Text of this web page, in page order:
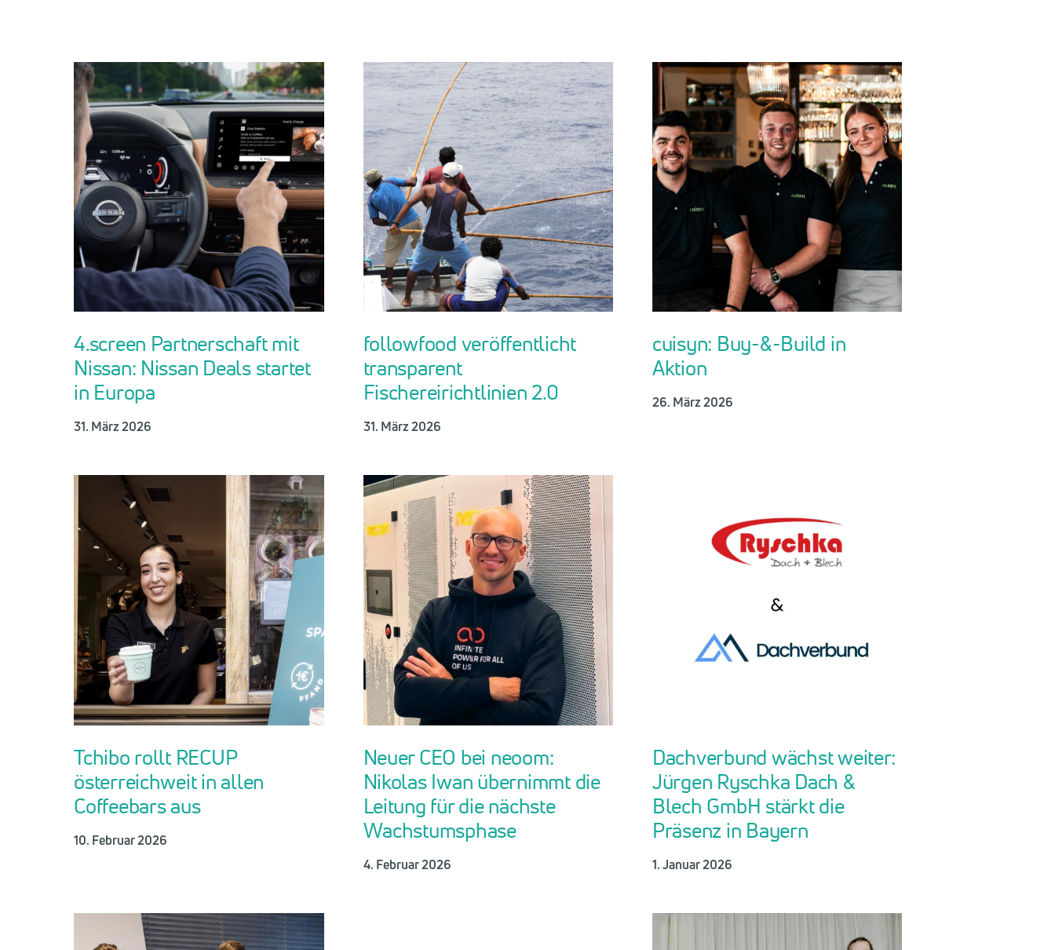
4.screen Partnerschaft mit
Nissan: Nissan Deals startet
in Europa
31. März 2026
followfood veröffentlicht
transparent
Fischereirichtlinien 2.0
31. März 2026
cuisyn: Buy-&-Build in
Aktion
26. März 2026
Tchibo rollt RECUP
österreichweit in allen
Coffeebars aus
10. Februar 2026
Neuer CEO bei neoom:
Nikolas Iwan übernimmt die
Leitung für die nächste
Wachstumsphase
4. Februar 2026
Dachverbund wächst weiter:
Jürgen Ryschka Dach &
Blech GmbH stärkt die
Präsenz in Bayern
1. Januar 2026